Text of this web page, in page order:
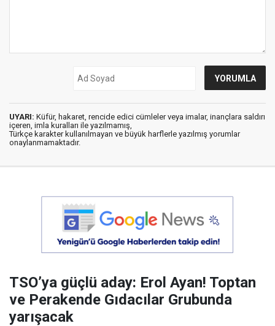
UYARI: Küfür, hakaret, rencide edici cümleler veya imalar, inançlara saldırı
içeren, imla kuralları ile yazılmamış,
Türkçe karakter kullanılmayan ve büyük harflerle yazılmış yorumlar
onaylanmamaktadır.
TSO’ya güçlü aday: Erol Ayan! Toptan
ve Perakende Gıdacılar Grubunda
yarışacak